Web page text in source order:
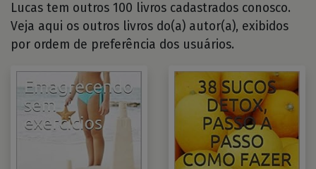
Lucas tem outros 100 livros cadastrados conosco.
Veja aqui os outros livros do(a) autor(a), exibidos
por ordem de preferência dos usuários.